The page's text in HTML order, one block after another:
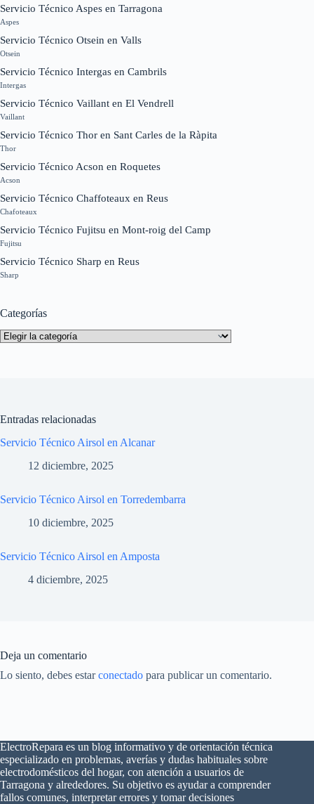
Servicio Técnico Aspes en Tarragona
Aspes
Servicio Técnico Otsein en Valls
Otsein
Servicio Técnico Intergas en Cambrils
Intergas
Servicio Técnico Vaillant en El Vendrell
Vaillant
Servicio Técnico Thor en Sant Carles de la Ràpita
Thor
Servicio Técnico Acson en Roquetes
Acson
Servicio Técnico Chaffoteaux en Reus
Chafoteaux
Servicio Técnico Fujitsu en Mont-roig del Camp
Fujitsu
Servicio Técnico Sharp en Reus
Sharp
Categorías
Categorías
Entradas relacionadas
Servicio Técnico Airsol en Alcanar
12 diciembre, 2025
Servicio Técnico Airsol en Torredembarra
10 diciembre, 2025
Servicio Técnico Airsol en Amposta
4 diciembre, 2025
Deja un comentario
Lo siento, debes estarconectado para publicar un comentario.
ElectroRepara es un blog informativo y de orientación técnica
especializado en problemas, averías y dudas habituales sobre
electrodomésticos del hogar, con atención a usuarios de
Tarragona y alrededores. Su objetivo es ayudar a comprender
fallos comunes, interpretar errores y tomar decisiones